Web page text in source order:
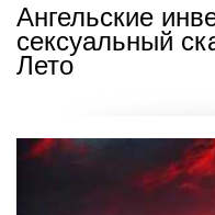
Ангельские
сексуальный
Лето